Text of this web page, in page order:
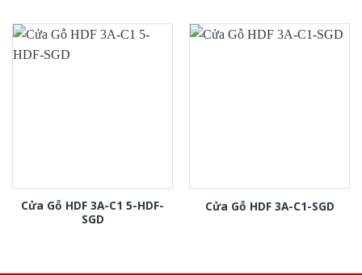
Cửa Gỗ HDF 3A-C1 5-HDF-
SGD
Cửa Gỗ HDF 3A-C1-SGD